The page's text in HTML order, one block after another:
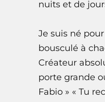
nuits et de
Je suis né
bousculé à
Créateur
porte grande
Fabio » « Tu